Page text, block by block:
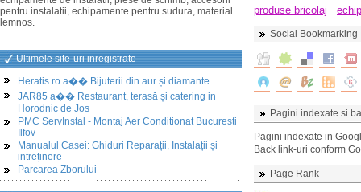
pentru instalatii, echipamente pentru sudura, material
lemnos.
Ultimele site-uri inregistrate
Heratis.ro a�� Bijuterii din aur și diamante
JAR85 a�� Restaurant, terasă și catering in
Horodnic de Jos
PMC ServInstal - Montaj Aer Conditionat Bucuresti
Ilfov
Manualul Casei: Ghiduri Reparații, Instalații și
intreținere
Parcarea Zborului
produse bricolaj
Social Bookmarking
Pagini indexate si
Pagini indexate in
Back link-uri conform
Page Rank